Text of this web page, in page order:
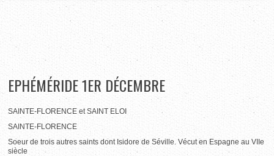
EPHÉMÉRIDE 1ER DÉCEMBRE
SAINTE-FLORENCE et SAINT ELOI
SAINTE-FLORENCE
Soeur de trois autres saints dont Isidore de Séville. Vécut en Espagne au VIIe
siècle